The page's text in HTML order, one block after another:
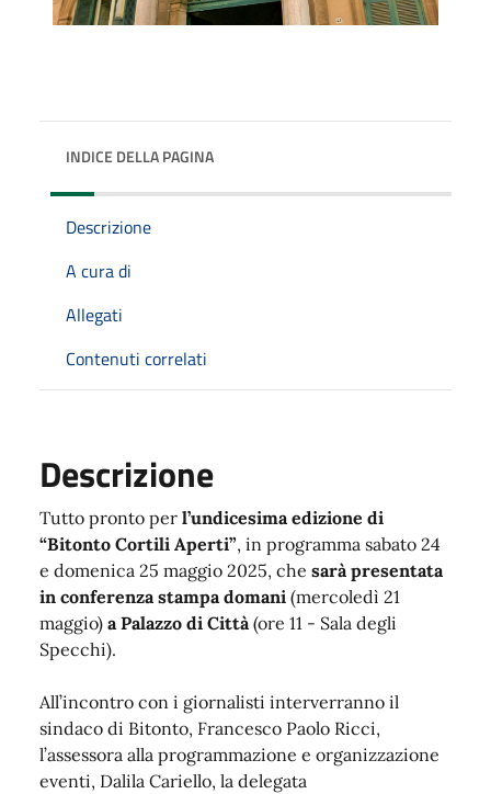
INDICE DELLA PAGINA
Descrizione
A cura di
Allegati
Contenuti correlati
Descrizione
Tutto pronto per l’undicesima edizione di
“Bitonto Cortili Aperti”, in programma sabato 24
e domenica 25 maggio 2025, che sarà presentata
in conferenza stampa domani (mercoledì 21
maggio) a Palazzo di Città (ore 11 - Sala degli
Specchi).
All’incontro con i giornalisti interverranno il
sindaco di Bitonto, Francesco Paolo Ricci,
l’assessora alla programmazione e organizzazione
eventi, Dalila Cariello, la delegata